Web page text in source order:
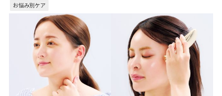
お悩み別ケア